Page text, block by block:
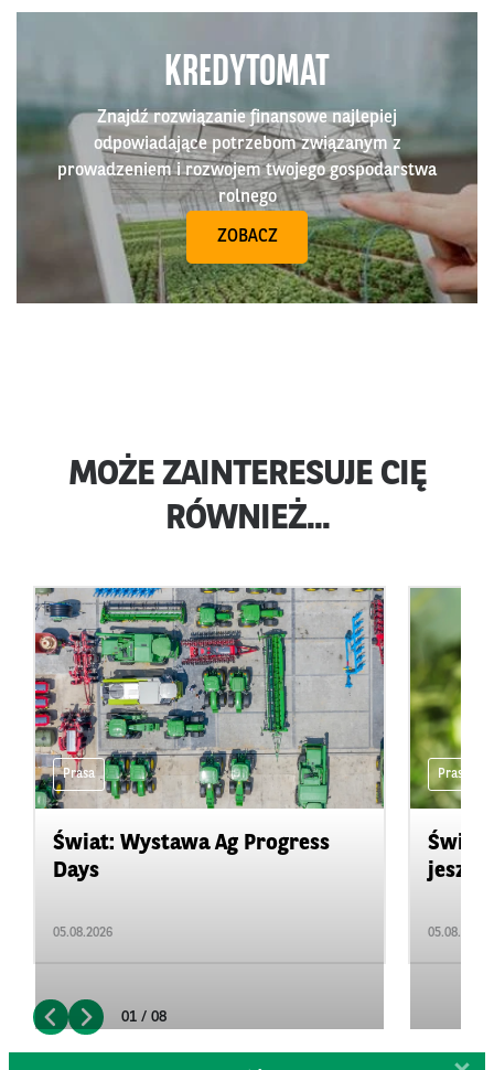
KREDYTOMAT
Znajdź rozwiązanie finansowe najlepiej
odpowiadające potrzebom związanym z
prowadzeniem i rozwojem twojego gospodarstwa
rolnego
ZOBACZ
MOŻE ZAINTERESUJE CIĘ
RÓWNIEŻ...
Prasa
Świat: Wystawa Ag Progress
Days
05.08.2026
Prasa
Świat:
05.08.2026
01 / 08